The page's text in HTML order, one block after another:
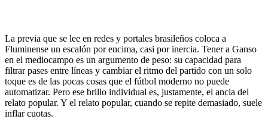
La previa que se lee en redes y portales brasileños coloca a
Fluminense un escalón por encima, casi por inercia. Tener a Ganso
en el mediocampo es un argumento de peso: su capacidad para
filtrar pases entre líneas y cambiar el ritmo del partido con un solo
toque es de las pocas cosas que el fútbol moderno no puede
automatizar. Pero ese brillo individual es, justamente, el ancla del
relato popular. Y el relato popular, cuando se repite demasiado, suele
inflar cuotas.